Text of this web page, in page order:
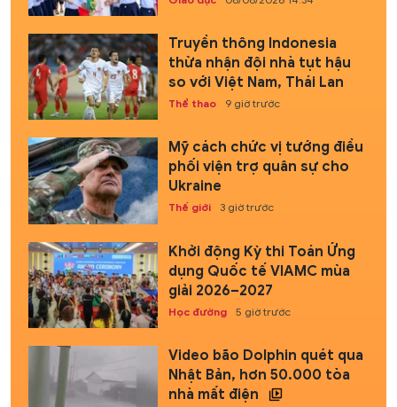
Truyền thông Indonesia
thừa nhận đội nhà tụt hậu
so với Việt Nam, Thái Lan
Thể thao 9 giờ trước
Mỹ cách chức vị tướng điều
phối viện trợ quân sự cho
Ukraine
Thế giới 3 giờ trước
Khởi động Kỳ thi Toán Ứng
dụng Quốc tế VIAMC mùa
giải 2026–2027
Học đường 5 giờ trước
Video bão Dolphin quét qua
Nhật Bản, hơn 50.000 tòa
nhà mất điện